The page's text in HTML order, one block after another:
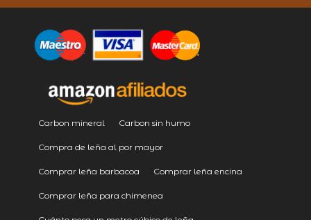
Carbon mineral Carbon sin humo
Compra de leña al por mayor
Comprar leña barbacoa Comprar leña encina
Comprar leña para chimenea